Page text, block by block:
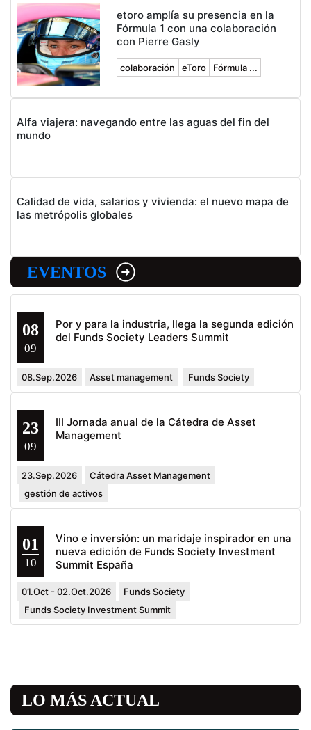
etoro amplía su presencia en la
Fórmula 1 con una colaboración
con Pierre Gasly
colaboración eToro Fórmula ...
Alfa viajera: navegando entre las aguas del fin del
mundo
Calidad de vida, salarios y vivienda: el nuevo mapa de
las metrópolis globales
EVENTOS
08
09
Por y para la industria, llega la segunda edición
del Funds Society Leaders Summit
08.Sep.2026 Asset management Funds Society
23
09
III Jornada anual de la Cátedra de Asset
Management
23.Sep.2026
Cátedra Asset Management
gestión de activos
01
10
Vino e inversión: un maridaje inspirador en una
nueva edición de Funds Society Investment
Summit España
01.Oct - 02.Oct.2026
Funds Society
Funds Society Investment Summit
LO MÁS ACTUAL